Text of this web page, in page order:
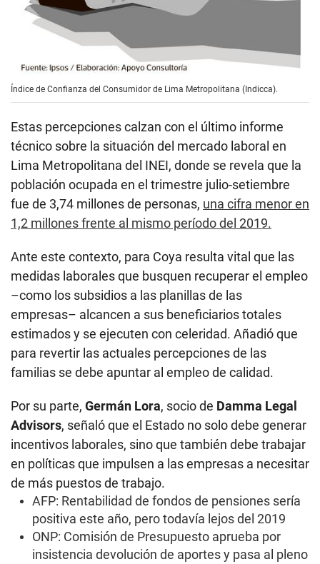
Índice de Confianza del Consumidor de Lima Metropolitana (Indicca).
Estas percepciones calzan con el último informe
técnico sobre la situación del mercado laboral en
Lima Metropolitana del INEI, donde se revela que la
población ocupada en el trimestre julio-setiembre
fue de 3,74 millones de personas, una cifra menor en
1,2 millones frente al mismo período del 2019.
Ante este contexto, para Coya resulta vital que las
medidas laborales que busquen recuperar el empleo
–como los subsidios a las planillas de las
empresas– alcancen a sus beneficiarios totales
estimados y se ejecuten con celeridad. Añadió que
para revertir las actuales percepciones de las
familias se debe apuntar al empleo de calidad.
Por su parte, Germán Lora, socio de Damma Legal
Advisors, señaló que el Estado no solo debe generar
incentivos laborales, sino que también debe trabajar
en políticas que impulsen a las empresas a necesitar
de más puestos de trabajo.
AFP: Rentabilidad de fondos de pensiones sería
positiva este año, pero todavía lejos del 2019
ONP: Comisión de Presupuesto aprueba por
insistencia devolución de aportes y pasa al pleno